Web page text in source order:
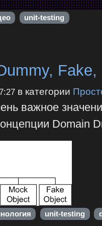
unit-testing
в категории
важное
Domain
unit-testing